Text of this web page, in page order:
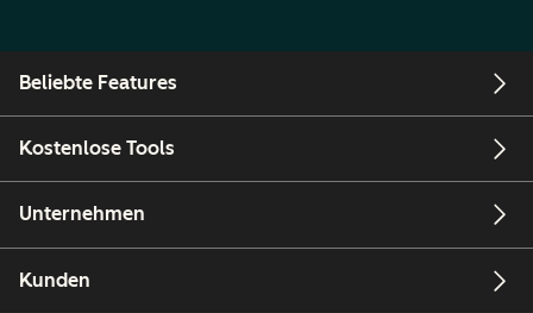
Beliebte Features
Kostenlose Tools
Unternehmen
Kunden